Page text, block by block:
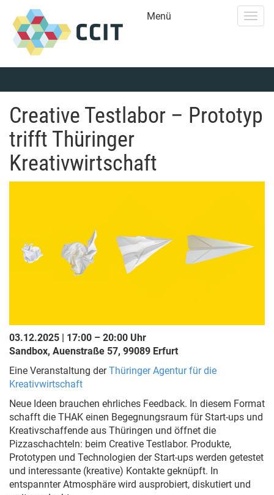
Menü
Creative Testlabor – Prototyp
trifft Thüringer
Kreativwirtschaft
03.12.2025 | 17:00 – 20:00 Uhr
Sandbox, Auenstraße 57, 99089 Erfurt
Eine Veranstaltung derThüringer Agentur für die
Kreativwirtschaft
Neue Ideen brauchen ehrliches Feedback. In diesem Format
schafft die THAK einen Begegnungsraum für Start-ups und
Kreativschaffende aus Thüringen und öffnet die
Pizzaschachteln: beim Creative Testlabor. Produkte,
Prototypen und Technologien der Start-ups werden getestet
und interessante (kreative) Kontakte geknüpft. In
entspannter Atmosphäre wird ausprobiert, diskutiert und